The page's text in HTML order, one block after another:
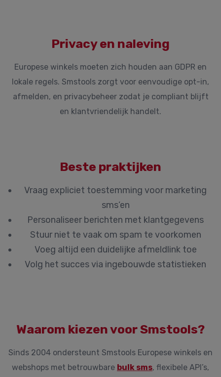
Privacy en naleving
Europese winkels moeten zich houden aan GDPR en
lokale regels. Smstools zorgt voor eenvoudige opt-in,
afmelden, en privacybeheer zodat je compliant blijft
en klantvriendelijk handelt.
Beste praktijken
Vraag expliciet toestemming voor marketing
sms’en
Personaliseer berichten met klantgegevens
Stuur niet te vaak om spam te voorkomen
Voeg altijd een duidelijke afmeldlink toe
Volg het succes via ingebouwde statistieken
Waarom kiezen voor Smstools?
Sinds 2004 ondersteunt Smstools Europese winkels en
webshops met betrouwbare bulk sms, flexibele API’s,